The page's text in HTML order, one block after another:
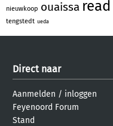
nieuwkoop ouaissa read
tengstedt ueda
Direct naar
Aanmelden / inloggen
Feyenoord Forum
Stand